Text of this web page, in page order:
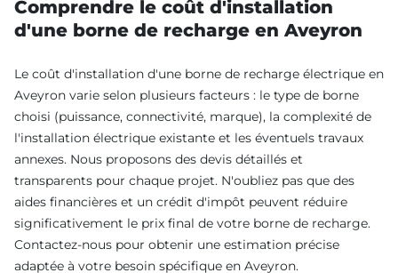
Comprendre le coût d'installation
d'une borne de recharge en Aveyron
Le coût d'installation d'une borne de recharge électrique en
Aveyron varie selon plusieurs facteurs : le type de borne
choisi (puissance, connectivité, marque), la complexité de
l'installation électrique existante et les éventuels travaux
annexes. Nous proposons des devis détaillés et
transparents pour chaque projet. N'oubliez pas que des
aides financières et un crédit d'impôt peuvent réduire
significativement le prix final de votre borne de recharge.
Contactez-nous pour obtenir une estimation précise
adaptée à votre besoin spécifique en Aveyron.